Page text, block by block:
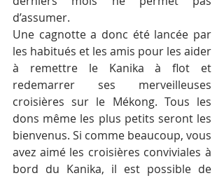
d’assumer.
Une cagnotte a donc été lancée par
les habitués et les amis pour les aider
à remettre le Kanika à flot et
redemarrer ses merveilleuses
croisières sur le Mékong. Tous les
dons même les plus petits seront les
bienvenus. Si comme beaucoup, vous
avez aimé les croisières conviviales à
bord du Kanika, il est possible de